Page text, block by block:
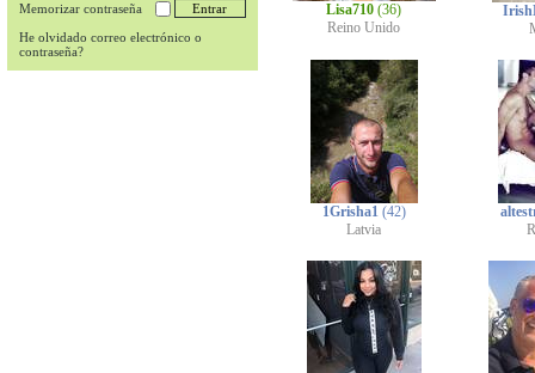
Memorizar contraseña
He olvidado correo electrónico o
contraseña?
Lisa710 (36)
Reino Unido
1Grisha1 (42)
Latvia